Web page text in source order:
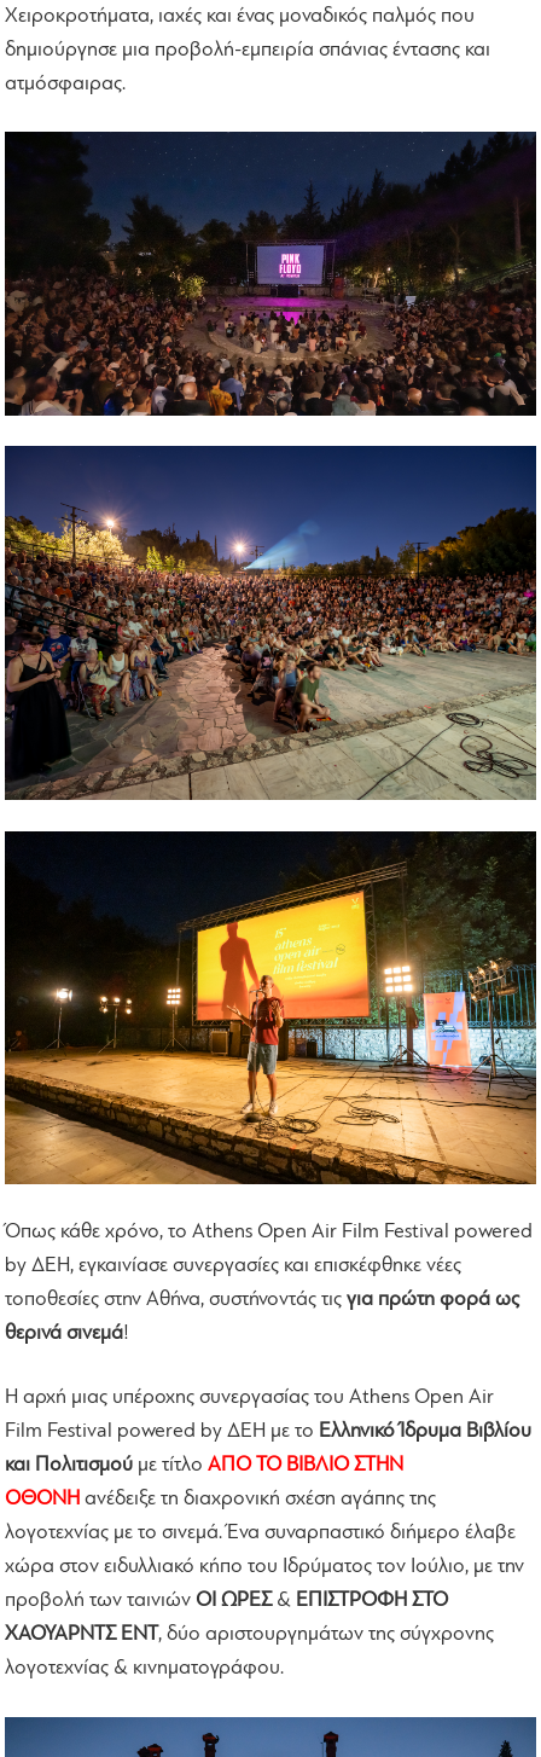
Χειροκροτήματα, ιαχές και ένας μοναδικός παλμός που
δημιούργησε μια προβολή-εμπειρία σπάνιας έντασης και
ατμόσφαιρας.
Όπως κάθε χρόνο, το Athens Open Air Film Festival powered
by ΔΕΗ, εγκαινίασε συνεργασίες και επισκέφθηκε νέες
τοποθεσίες στην Αθήνα, συστήνοντάς τιςγια πρώτη φορά ως
θερινά σινεμά!
Η αρχή μιας υπέροχης συνεργασίας του Athens Open Air
Film Festival powered by ΔΕΗ με το Ελληνικό Ίδρυμα Βιβλίου
και Πολιτισμού με τίτλοΑΠΟ ΤΟ ΒΙΒΛΙΟ ΣΤΗΝ
ΟΘΟΝΗ ανέδειξε τη διαχρονική σχέση αγάπης της
λογοτεχνίας με το σινεμά. Ένα συναρπαστικό διήμερο έλαβε
χώρα στον ειδυλλιακό κήπο του Ιδρύματος τον Ιούλιο, με την
προβολή των ταινιών ΟΙ ΩΡΕΣ& ΕΠΙΣΤΡΟΦΗ ΣΤΟ
ΧΑΟΥΑΡΝΤΣ ΕΝΤ, δύο αριστουργημάτων της σύγχρονης
λογοτεχνίας & κινηματογράφου.